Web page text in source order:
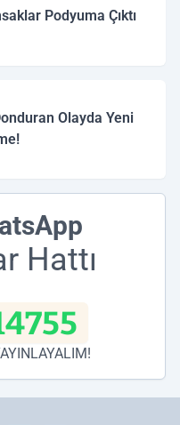
Podyuma Çıktı
Olayda Yeni
Hattı